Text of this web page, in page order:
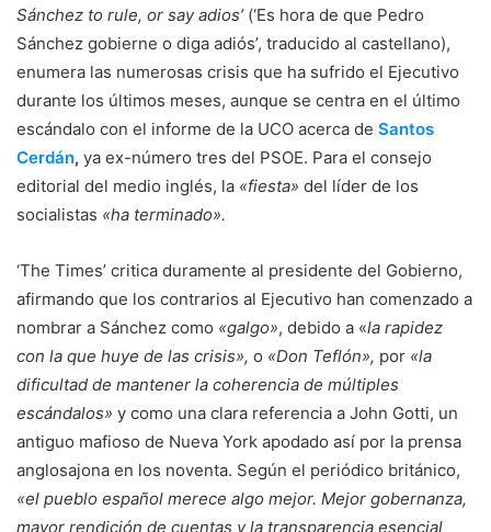
Sánchez to rule, or say adios’(‘Es hora de que Pedro
Sánchez gobierne o diga adiós’, traducido al castellano),
enumera las numerosas crisis que ha sufrido el Ejecutivo
durante los últimos meses, aunque se centra en el último
escándalo con el informe de la UCO acerca de Santos
Cerdán, ya ex-número tres del PSOE. Para el consejo
editorial del medio inglés, la «fiesta» del líder de los
socialistas «ha terminado».
‘The Times’ critica duramente al presidente del Gobierno,
afirmando que los contrarios al Ejecutivo han comenzado a
nombrar a Sánchez como «galgo», debido a «la rapidez
con la que huye de las crisis», o «Don Teflón», por «la
dificultad de mantener la coherencia de múltiples
escándalos» y como una clara referencia a John Gotti, un
antiguo mafioso de Nueva York apodado así por la prensa
anglosajona en los noventa. Según el periódico británico,
«el pueblo español merece algo mejor. Mejor gobernanza,
mayor rendición de cuentas y la transparencia esencial